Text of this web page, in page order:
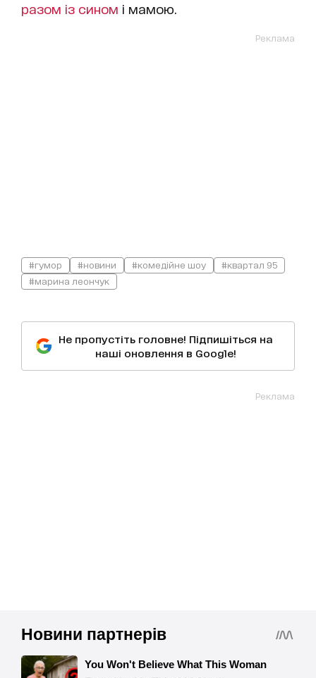
разом із сином і мамою.
Реклама
#гумор #новини #комедійне шоу
#квартал 95
#марина леончук
Не пропустіть головне! Підпишіться на
наші оновлення в Google!
Реклама